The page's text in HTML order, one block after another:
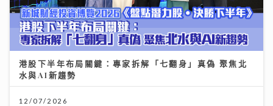
港股下半年布局關鍵：專家拆解「七翻身」真偽 聚焦北
水與AI新趨勢
12/07/2026